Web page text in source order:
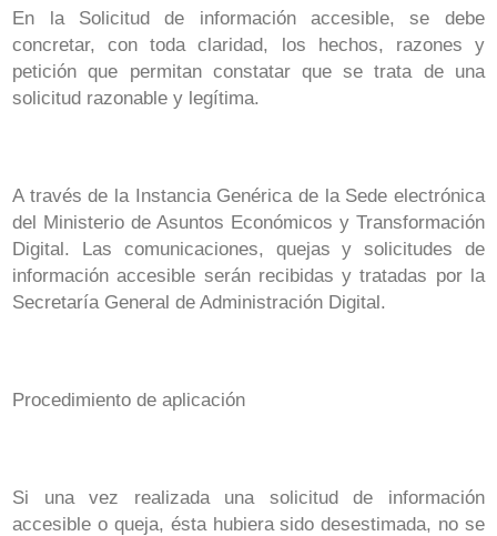
En la Solicitud de información accesible, se debe
concretar, con toda claridad, los hechos, razones y
petición que permitan constatar que se trata de una
solicitud razonable y legítima.
A través de la Instancia Genérica de la Sede electrónica
del Ministerio de Asuntos Económicos y Transformación
Digital. Las comunicaciones, quejas y solicitudes de
información accesible serán recibidas y tratadas por la
Secretaría General de Administración Digital.
Procedimiento de aplicación
Si una vez realizada una solicitud de información
accesible o queja, ésta hubiera sido desestimada, no se